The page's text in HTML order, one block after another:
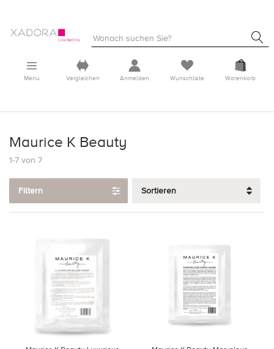
Menü Vergleichen Anmelden Wunschliste Warenkorb
Maurice K Beauty
1-7 von 7
Filtern Sortieren